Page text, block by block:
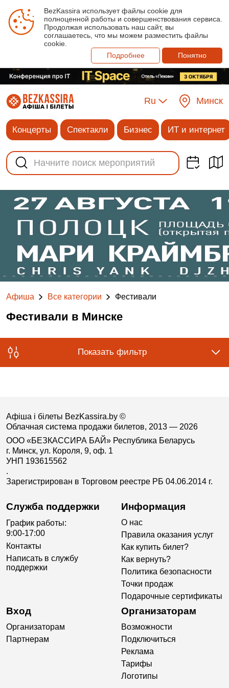
BezKassira использует файлы cookie для
полноценной работы и совершенствования сервиса.
Продолжая использовать наш сайт, вы
соглашаетесь, что мы можем разместить файлы
cookie.
Подробнее
Понятно
Ru Минск
Концерты Спектакли Бизнес ИТ и интернет
Афиша Все категории Фестивали
Фестивали в Минске
Показать фильтр
Афіша і білеты BezKassira.by ©
Облачная система продажи билетов, 2013 — 2026
ООО «БЕЗКАССИРА БАЙ» Республика Беларусь
г. Минск, ул. Короля, 9, оф. 1
УНП 193615562
.
Зарегистрирован в Торговом реестре РБ 04.06.2014 г.
Служба поддержки
График работы:
9:00-17:00
Контакты
Написать в службу
поддержки
Информация
О нас
Правила оказания услуг
Как купить билет?
Как вернуть?
Политика безопасности
Точки продаж
Подарочные сертификаты
Вход
Организаторам
Партнерам
Организаторам
Возможности
Подключиться
Реклама
Тарифы
Логотипы